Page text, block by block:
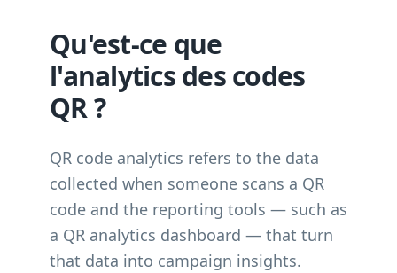
Qu'est-ce que
l'analytics des codes
QR ?
QR code analytics refers to the data
collected when someone scans a QR
code and the reporting tools — such as
a QR analytics dashboard — that turn
that data into campaign insights.